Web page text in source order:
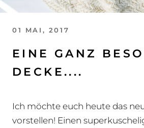
01 MAI, 2017
EINE GANZ
DECKE....
Ich möchte euch heute das
vorstellen! Einen